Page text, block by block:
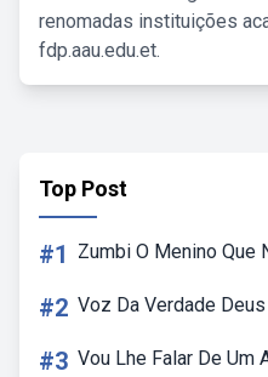
renomadas instituições
fdp.aau.edu.et.
Top Post
#1 Zumbi O Menino Que
#2 Voz Da Verdade
#3 Vou Lhe Falar De Um